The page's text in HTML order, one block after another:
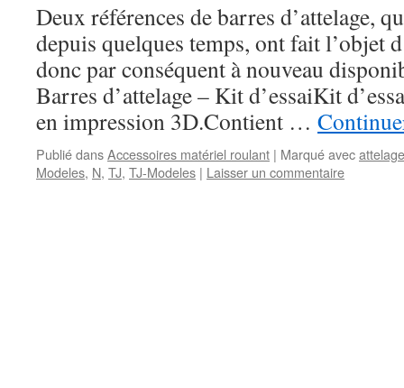
Deux références de barres d’attelage,
depuis quelques temps, ont fait l’objet
donc par conséquent à nouveau
Barres d’attelage – Kit d’essaiKit
en impression 3D.Contient …
Publié dansAccessoires matériel roulant | Marqué avecattelage
Modeles, N, TJ, TJ-Modeles | Laisser un commentaire